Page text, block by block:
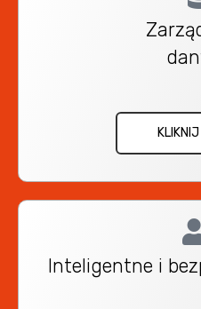
Inteligentne i